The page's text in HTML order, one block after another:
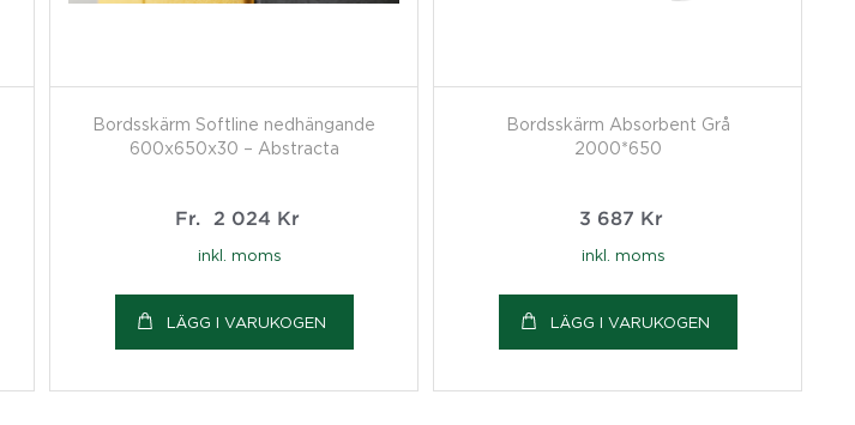
Bordsskärm Softline nedhängande
600x650x30 – Abstracta
Fr. 2 024 Kr
inkl. moms
LÄGG I VARUKOGEN
Bordsskärm Absorbent Grå
2000*650
3 687 Kr
inkl. moms
LÄGG I VARUKOGEN